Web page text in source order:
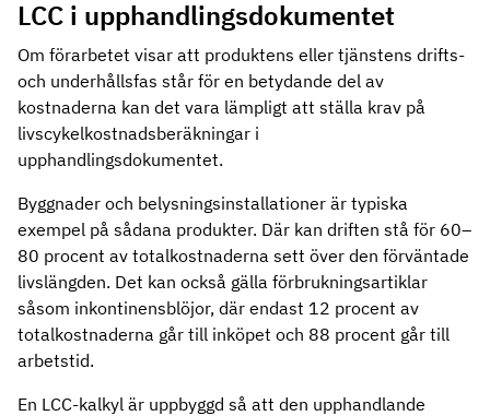
LCC i upphandlingsdokumentet
Om förarbetet visar att produktens eller tjänstens drifts-
och underhållsfas står för en betydande del av
kostnaderna kan det vara lämpligt att ställa krav på
livscykelkostnadsberäkningar i
upphandlingsdokumentet.
Byggnader och belysningsinstallationer är typiska
exempel på sådana produkter. Där kan driften stå för 60–
80 procent av totalkostnaderna sett över den förväntade
livslängden. Det kan också gälla förbrukningsartiklar
såsom inkontinensblöjor, där endast 12 procent av
totalkostnaderna går till inköpet och 88 procent går till
arbetstid.
En LCC-kalkyl är uppbyggd så att den upphandlande